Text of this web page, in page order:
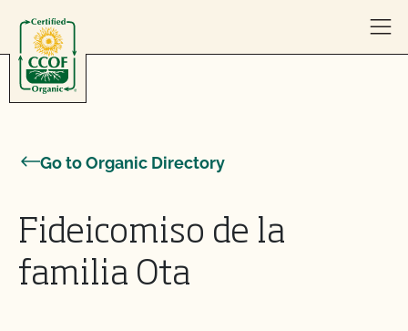
Go to Organic Directory
Fideicomiso de la
familia Ota